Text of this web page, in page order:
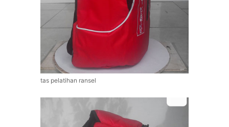
tas pelatihan ransel